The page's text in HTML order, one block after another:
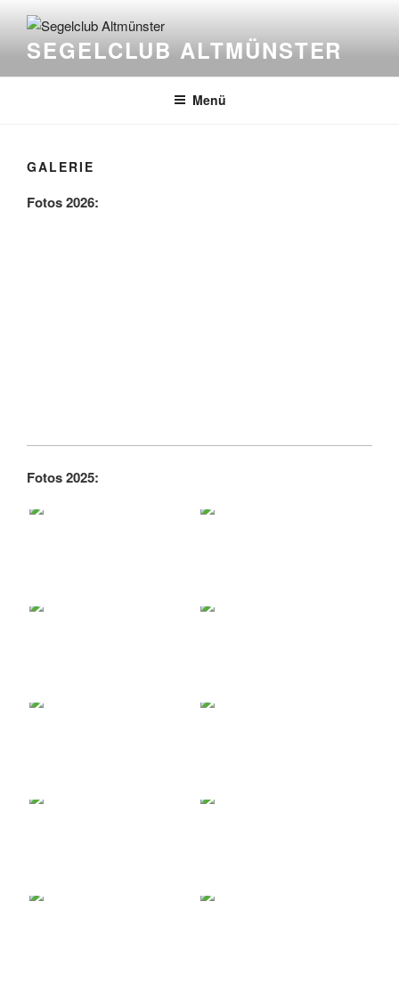
Inhalt
springenSEGELCLUB ALTMÜNSTER
Menü
GALERIE
Fotos 2026:
Fotos 2025: